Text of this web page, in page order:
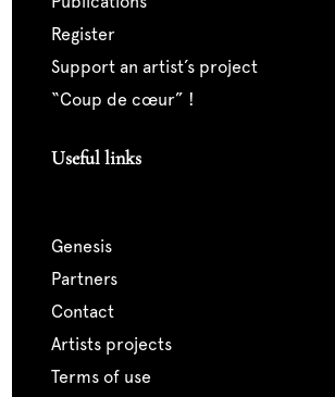
register
support an artist’s project
“coup de cœur” !
Useful links
genesis
partners
contact
artists projects
terms of use